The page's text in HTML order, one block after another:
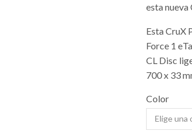
esta
Esta CruX
Force 1
CL Disc
700 x 33
Color